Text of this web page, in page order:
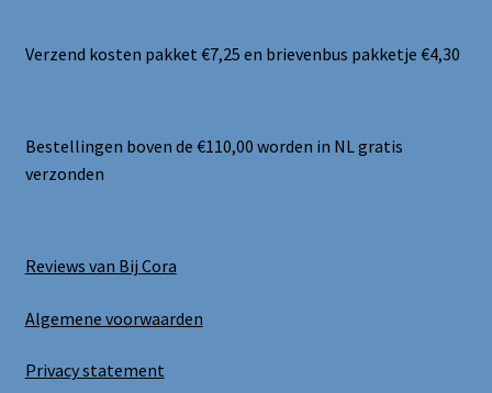
Verzend kosten pakket €7,25 en brievenbus pakketje €4,30
Bestellingen boven de €110,00 worden in NL gratis
verzonden
Reviews van Bij Cora
Algemene voorwaarden
Privacy statement